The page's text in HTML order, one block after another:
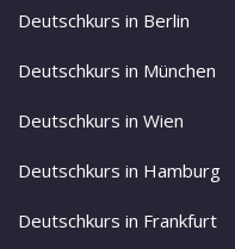
Deutschkurs in Berlin
Deutschkurs in München
Deutschkurs in Wien
Deutschkurs in Hamburg
Deutschkurs in Frankfurt